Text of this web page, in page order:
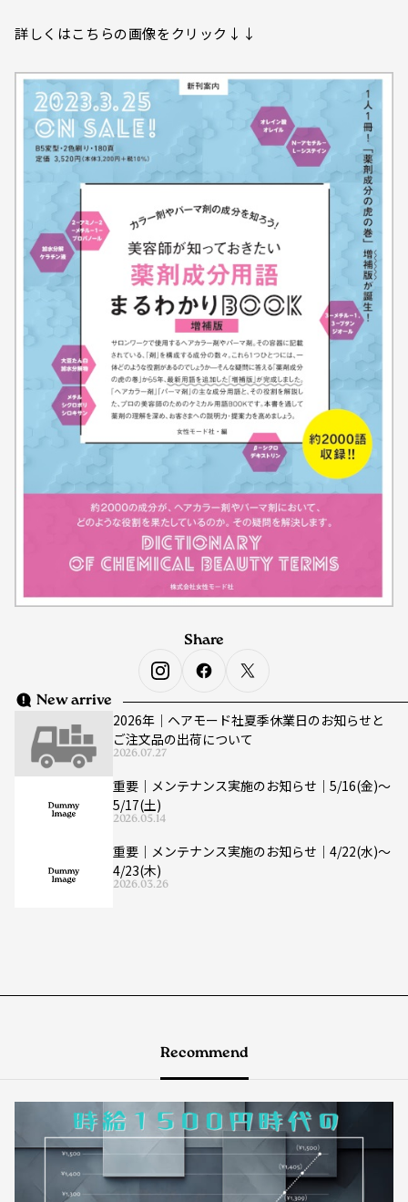
詳しくはこちらの画像をクリック↓↓
New arrive
2026年｜ヘアモード社夏季休業日のお知らせと
ご注文品の出荷について
2026.07.27
重要｜メンテナンス実施のお知らせ｜5/16(金)〜
5/17(土)
2026.05.14
重要｜メンテナンス実施のお知らせ｜4/22(水)〜
4/23(木)
2026.03.26
Share
Recommend